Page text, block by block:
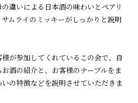
違いによる日本酒の味わいとペアリ
ムライのミッキーがしっかりと説明
が参加してくれているこの会で、自
酒の紹介と、お客様のテーブルをま
の特徴などを説明させていただきま